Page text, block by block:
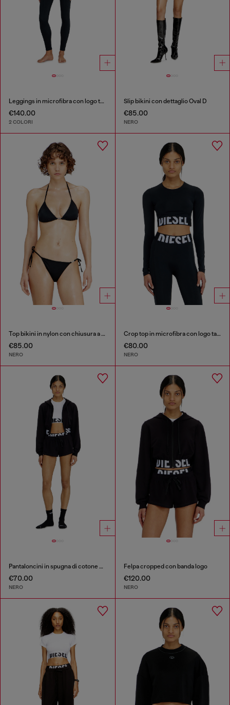
Leggings in microfibra con logo tagliato
€140.00
2 COLORI
Slip bikini con dettaglio Oval D
€85.00
NERO
Top bikini in nylon con chiusura a laccetti
€85.00
NERO
Crop top in microfibra con logo tagliato
€80.00
NERO
Pantaloncini in spugna di cotone con logo Diesel
€70.00
NERO
Felpa cropped con banda logo
€120.00
NERO